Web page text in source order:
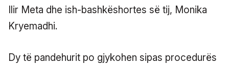
Ilir Meta dhe ish-bashkëshortes së tij, Monika
Kryemadhi.
Dy të pandehurit po gjykohen sipas procedurës